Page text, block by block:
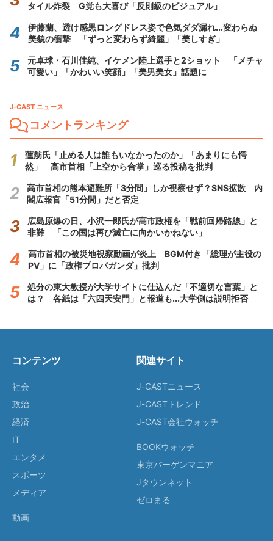
タイル炸裂 G党も大喜び「反則級のビジュアル」
伊藤蘭、透け感黒ロングドレス姿で色気ダダ漏れ...変わらぬ
美貌の衝撃 「ずっと変わらず綺麗」「美しすぎ」
元卓球・石川佳純、イケメン陸上選手と2ショット 「メチャ
可愛い」「かわいい笑顔」「美男美女」話題に
J-CAST ニュース
コメントランキング
蓮舫氏「止める人は誰もいなかったのか」「あまりにも愕
然」 高市首相「上空から合掌」巡る投稿を批判
高市首相の熊本避難所「3分間」しか視察せず？SNS拡散 内
閣広報官「51分間」だと否定
広島原爆の日、小沢一郎氏が高市政権を「戦前回帰路線」と
非難 「この国は再び滅亡に向かいかねない」
高市首相の被災地視察動画が炎上 BGM付き「総理が主役の
PV」に「政権プロパガンダ」批判
処分の東大教授が大学サイトに仕込んだ「不適切な言葉」と
は？ 各紙は「六四天安門」と報道も...大学側は説明拒否
コンテンツ
社会
政治
経済
IT
エンタメ
スポーツ
メディア
動画
関連サイト
J-CASTニュース
J-CASTトレンド
J-CAST会社ウォッチ
BOOKウォッチ
東京バーゲンマニア
Jタウンネット
ゼロまる